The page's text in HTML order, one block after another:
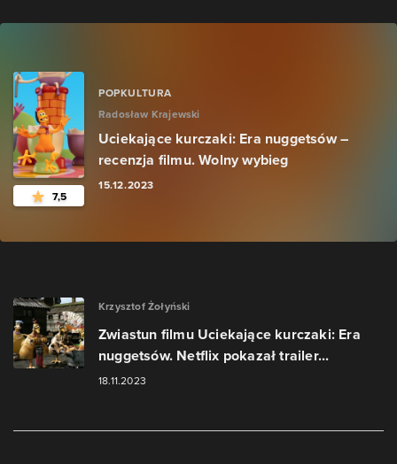
7,5
POPKULTURA
Radosław Krajewski
Uciekające kurczaki: Era nuggetsów –
recenzja filmu. Wolny wybieg
15.12.2023
Krzysztof Żołyński
Zwiastun filmu Uciekające kurczaki: Era
nuggetsów. Netflix pokazał trailer...
18.11.2023